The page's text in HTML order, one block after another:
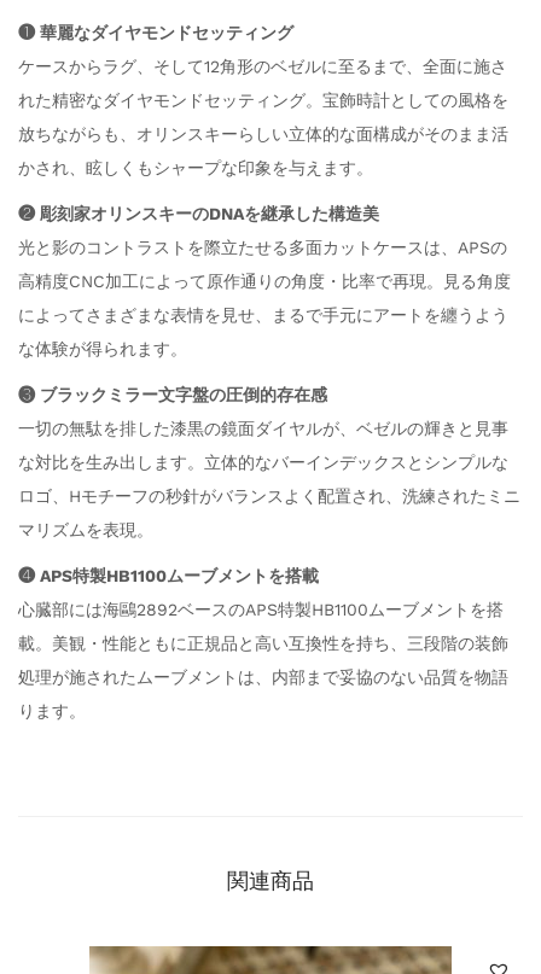
❶ 華麗なダイヤモンドセッティング
ケースからラグ、そして12角形のベゼルに至るまで、全面に施さ
れた精密なダイヤモンドセッティング。宝飾時計としての風格を
放ちながらも、オリンスキーらしい立体的な面構成がそのまま活
かされ、眩しくもシャープな印象を与えます。
❷ 彫刻家オリンスキーのDNAを継承した構造美
光と影のコントラストを際立たせる多面カットケースは、APSの
高精度CNC加工によって原作通りの角度・比率で再現。見る角度
によってさまざまな表情を見せ、まるで手元にアートを纏うよう
な体験が得られます。
❸ ブラックミラー文字盤の圧倒的存在感
一切の無駄を排した漆黒の鏡面ダイヤルが、ベゼルの輝きと見事
な対比を生み出します。立体的なバーインデックスとシンプルな
ロゴ、Hモチーフの秒針がバランスよく配置され、洗練されたミニ
マリズムを表現。
❹ APS特製HB1100ムーブメントを搭載
心臓部には海鷗2892ベースのAPS特製HB1100ムーブメントを搭
載。美観・性能ともに正規品と高い互換性を持ち、三段階の装飾
処理が施されたムーブメントは、内部まで妥協のない品質を物語
ります。
関連商品